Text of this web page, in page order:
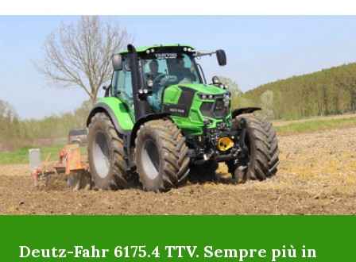
Deutz-Fahr 6175.4 TTV. Sempre più in